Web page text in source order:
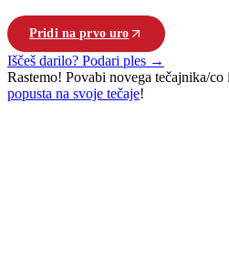
Pridi na prvo uro
Iščeš darilo? Podari ples →
Rastemo! Povabi novega tečajnika/co
popusta na svoje tečaje!